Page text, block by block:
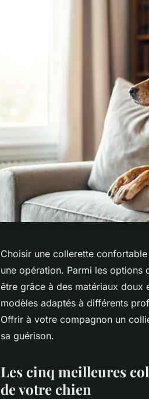
Choisir une collerette
une opération. Parmi les
être grâce à des matériaux doux
modèles adaptés à différents
Offrir à votre compagnon un
sa guérison.
Les cinq meilleures
de votre chien